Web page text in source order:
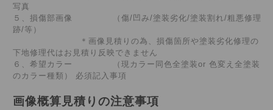
写真
５、損傷部画像 （傷/凹み/塗装劣化/塗装割れ/粗悪修理
跡/等）
＊画像見積りの為、損傷箇所や塗装劣化修理の
下地修理代はお見積り反映できません
６、希望カラー （現カラー同色全塗装or 色変え全塗装
のカラー種類） 必須記入事項
画像概算見積りの注意事項